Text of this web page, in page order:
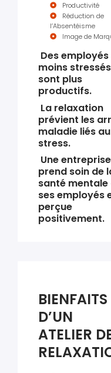
Productivité
Réduction de
l’Absentéisme
Image de
Des employés
moins stressés
sont plus
productifs.
La relaxation
prévient les
maladie liés au
stress.
Une
prend soin de
santé mentale
ses employés
perçue
positivement.
BIENFAITS
D’UN
ATELIER